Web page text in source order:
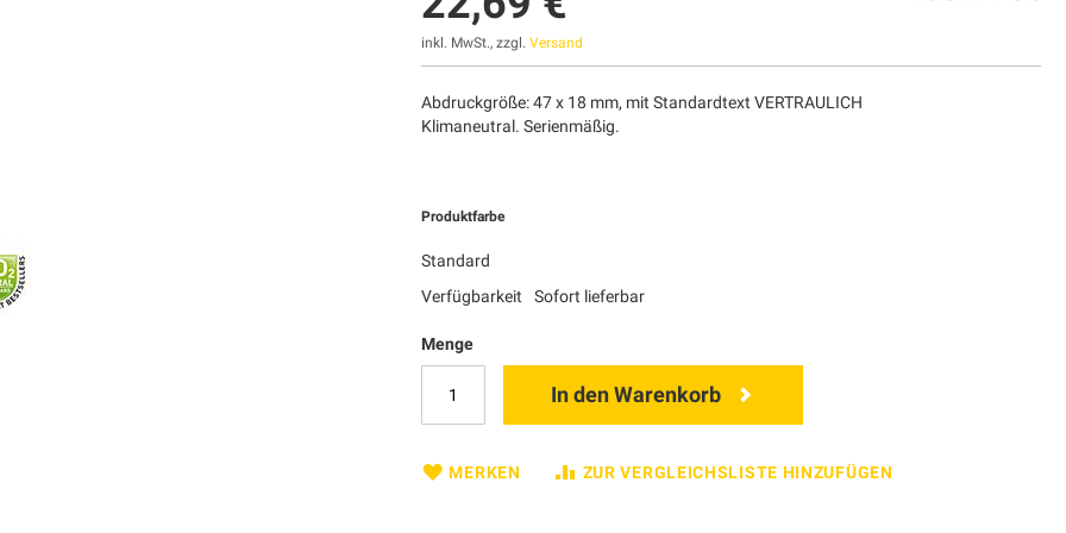
inkl. MwSt., zzgl.Versand
Abdruckgröße: 47 x 18 mm, mit Standardtext VERTRAULICH
Klimaneutral. Serienmäßig.
Produktfarbe
Standard
Verfügbarkeit
Sofort lieferbar
Menge
In den Warenkorb
MERKEN ZUR VERGLEICHSLISTE HINZUFÜGEN